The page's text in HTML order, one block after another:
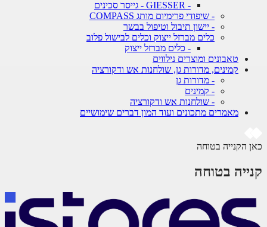
- שיפודי פרימיום מותג COMPASS
- יישון תיבול וטיפול בבשר
כלים מברזל ייצוק וכלים לבישול פלוב
- כלים מברזל ייצוק
טאבונים ומוצרים נילווים
קמינים, מדורות גן, שולחנות אש ודקורציה
- מדורות גן
- קמינים
- שולחנות אש ודקורציה
מאמרים מתכונים ועוד המון דברים שימושיים
הקנייה בטוחה
בטוחה